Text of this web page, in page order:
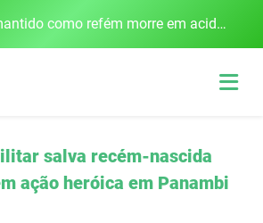
Empresário mantido como refém morre em acidente após assalto em Cerro Largo
salva recém-nascida
ação heróica em Panambi